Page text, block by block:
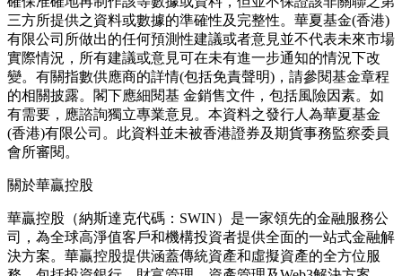
三方所提供之資料或數據的準確性及完整性。華夏基金(香港)
有限公司所做出的任何預測性建議或者意見並不代表未來市場
實際情況，所有建議或意見可在未有進一步通知的情況下改
變。有關指數供應商的詳情(包括免責聲明)，請參閱基金章程
的相關披露。閣下應細閱基 金銷售文件，包括風險因素。如
有需要，應諮詢獨立專業意見。本資料之發行人為華夏基金
(香港)有限公司。此資料並未被香港證券及期貨事務監察委員
會所審閱。
關於華贏控股
華贏控股（納斯達克代碼：SWIN）是一家領先的金融服務公
司，為全球高淨值客戶和機構投資者提供全面的一站式金融解
決方案。華贏控股提供涵蓋傳統資產和虛擬資產的全方位服